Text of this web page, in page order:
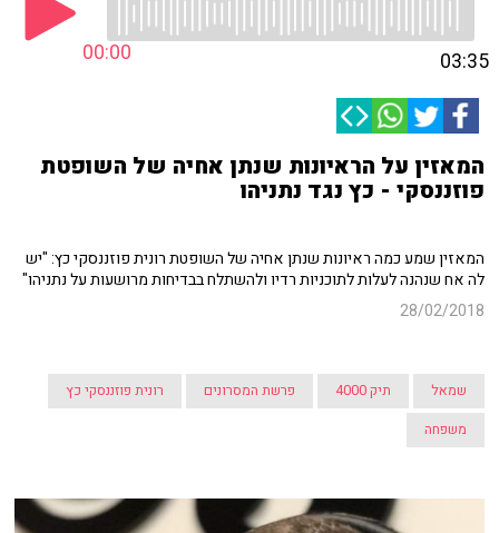
00:00 03:35
המאזין על הראיונות שנתן אחיה של השופטת
פוזננסקי - כץ נגד נתניהו
המאזין שמע כמה ראיונות שנתן אחיה של השופטת רונית פוזננסקי כץ: "יש
לה אח שנהנה לעלות לתוכניות רדיו ולהשתלח בבדיחות מרושעות על נתניהו"
28/02/2018
שמאל תיק 4000 פרשת המסרונים
רונית פוזננסקי כץ
משפחה